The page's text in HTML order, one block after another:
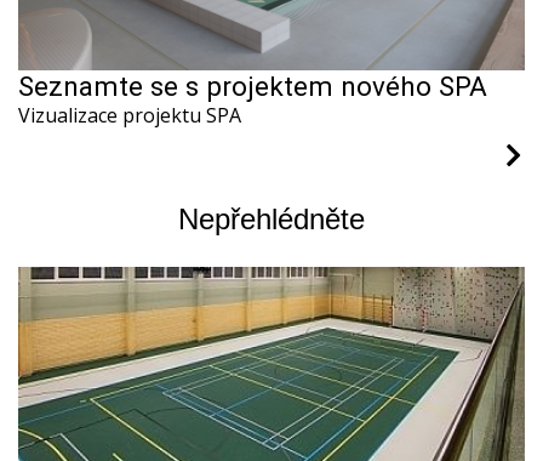
Seznamte se s projektem nového SPA
Vizualizace projektu SPA
Nepřehlédněte